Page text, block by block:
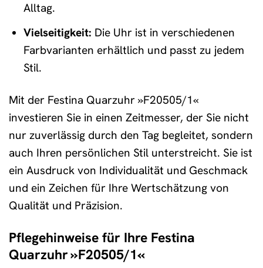
Alltag.
Vielseitigkeit: Die Uhr ist in verschiedenen
Farbvarianten erhältlich und passt zu jedem
Stil.
Mit der Festina Quarzuhr »F20505/1«
investieren Sie in einen Zeitmesser, der Sie nicht
nur zuverlässig durch den Tag begleitet, sondern
auch Ihren persönlichen Stil unterstreicht. Sie ist
ein Ausdruck von Individualität und Geschmack
und ein Zeichen für Ihre Wertschätzung von
Qualität und Präzision.
Pflegehinweise für Ihre Festina
Quarzuhr »F20505/1«